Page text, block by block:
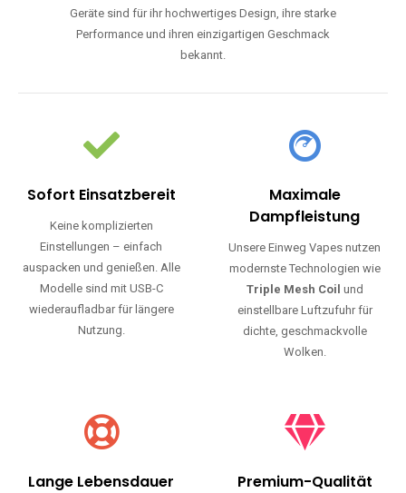
Geräte sind für ihr hochwertiges Design, ihre starke
Performance und ihren einzigartigen Geschmack
bekannt.
Sofort Einsatzbereit
Keine komplizierten
Einstellungen – einfach
auspacken und genießen. Alle
Modelle sind mit USB-C
wiederaufladbar für längere
Nutzung.
Maximale
Dampfleistung
Unsere Einweg Vapes nutzen
modernste Technologien wie
Triple Mesh Coil und
einstellbare Luftzufuhr für
dichte, geschmackvolle
Wolken.
Lange Lebensdauer Premium-Qualität